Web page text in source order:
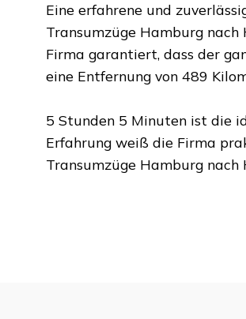
Eine erfahrene und
Transumzüge Hamburgnach
Firma garantiert, dass der
eine Entfernung von 489
5 Stunden 5 Minutenist die
Erfahrung weiß die Firma
Transumzüge Hamburgnach